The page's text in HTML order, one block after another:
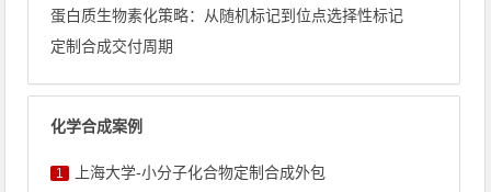
蛋白质生物素化策略：从随机标记到位点选择性标记
定制合成交付周期
化学合成案例
1 上海大学-小分子化合物定制合成外包